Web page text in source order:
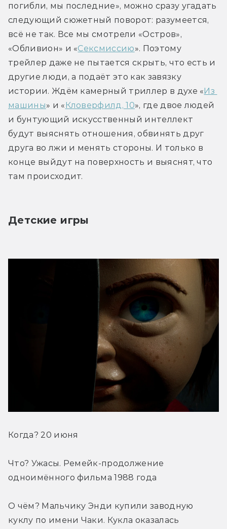
погибли, мы последние», можно сразу угадать
следующий сюжетный поворот: разумеется,
всё не так. Все мы смотрели «Остров»,
«Обливион» и «Сексмиссию». Поэтому
трейлер даже не пытается скрыть, что есть и
другие люди, а подаёт это как завязку
истории. Ждём камерный триллер в духе «Из
машины» и «Кловерфилд, 10», где двое людей
и бунтующий искусственный интеллект
будут выяснять отношения, обвинять друг
друга во лжи и менять стороны. И только в
конце выйдут на поверхность и выяснят, что
там происходит.
Детские игры
Когда? 20 июня
Что? Ужасы. Ремейк-продолжение
одноимённого фильма 1988 года
О чём? Мальчику Энди купили заводную
куклу по имени Чаки. Кукла оказалась